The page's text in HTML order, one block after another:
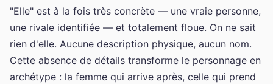
"Elle" est à la fois très concrète — une vraie personne,
une rivale identifiée — et totalement floue. On ne sait
rien d'elle. Aucune description physique, aucun nom.
Cette absence de détails transforme le personnage en
archétype : la femme qui arrive après, celle qui prend